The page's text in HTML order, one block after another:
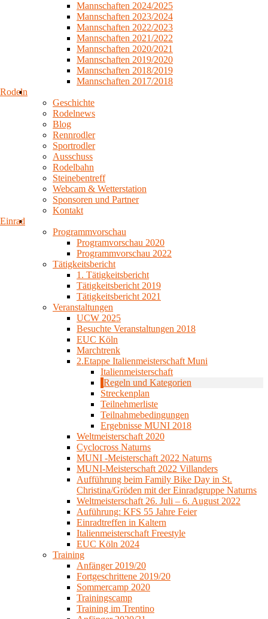
Mannschaften 2024/2025
Mannschaften 2023/2024
Mannschaften 2022/2023
Mannschaften 2021/2022
Mannschaften 2020/2021
Mannschaften 2019/2020
Mannschaften 2018/2019
Mannschaften 2017/2018
Rodeln
Geschichte
Rodelnews
Blog
Rennrodler
Sportrodler
Ausschuss
Rodelbahn
Steinebentreff
Webcam & Wetterstation
Sponsoren und Partner
Kontakt
Einrad
Programmvorschau
Programvorschau 2020
Programmvorschau 2022
Tätigkeitsbericht
1. Tätigkeitsbericht
Tätigkeitsbericht 2019
Tätigkeitsbericht 2021
Veranstaltungen
UCW 2025
Besuchte Veranstaltungen 2018
EUC Köln
Marchtrenk
2.Etappe Italienmeisterschaft Muni
Italienmeisterschaft
Regeln und Kategorien
Streckenplan
Teilnehmerliste
Teilnahmebedingungen
Ergebnisse MUNI 2018
Weltmeisterschaft 2020
Cyclocross Naturns
MUNI -Meisterschaft 2022 Naturns
MUNI-Meisterschaft 2022 Villanders
Aufführung beim Family Bike Day in St.
Christina/Gröden mit der Einradgruppe Naturns
Weltmeisterschaft 26. Juli – 6. August 2022
Auführung: KFS 55 Jahre Feier
Einradtreffen in Kaltern
Italienmeisterschaft Freestyle
EUC Köln 2024
Training
Anfänger 2019/20
Fortgeschrittene 2019/20
Sommercamp 2020
Trainingscamp
Training im Trentino